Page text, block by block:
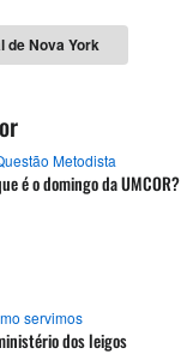
de Nova York
Metodista
é o domingo da UMCOR?
servimos
dos leigos